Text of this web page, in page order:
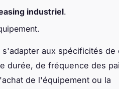
industriel.
aux spécificités de
durée, de fréquence des
de l'équipement ou la